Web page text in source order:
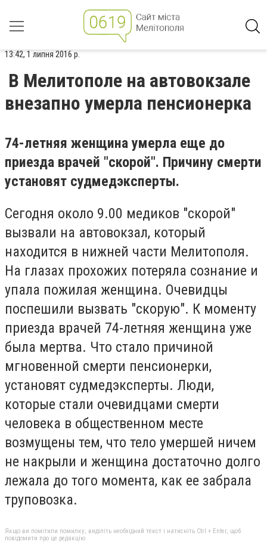
13:42, 1 липня 2016 р.
В Мелитополе на автовокзале
внезапно умерла пенсионерка
74-летняя женщина умерла еще до
приезда врачей "скорой". Причину смерти
установят судмедэксперты.
Сегодня около 9.00 медиков "скорой"
вызвали на автовокзал, который
находится в нижней части Мелитополя.
На глазах прохожих потеряла сознание и
упала пожилая женщина. Очевидцы
поспешили вызвать "скорую". К моменту
приезда врачей 74-летняя женщина уже
была мертва. Что стало причиной
мгновенной смерти пенсионерки,
установят судмедэксперты. Люди,
которые стали очевидцами смерти
человека в общественном месте
возмущены тем, что тело умершей ничем
не накрыли и женщина достаточно долго
лежала до того момента, как ее забрала
труповозка.
Якщо ви помітили помилку, виділіть необхідний текст і натисніть Ctrl + Enter, щоб
повідомити про це редакцію